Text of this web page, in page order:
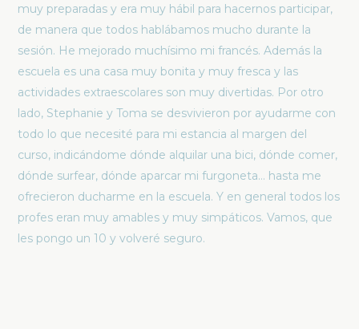
muy preparadas y era muy hábil para hacernos participar,
de manera que todos hablábamos mucho durante la
sesión. He mejorado muchísimo mi francés. Además la
escuela es una casa muy bonita y muy fresca y las
actividades extraescolares son muy divertidas. Por otro
lado, Stephanie y Toma se desvivieron por ayudarme con
todo lo que necesité para mi estancia al margen del
curso, indicándome dónde alquilar una bici, dónde comer,
dónde surfear, dónde aparcar mi furgoneta… hasta me
ofrecieron ducharme en la escuela. Y en general todos los
profes eran muy amables y muy simpáticos. Vamos, que
les pongo un 10 y volveré seguro.